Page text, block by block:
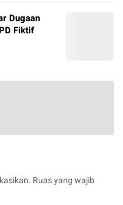
Dugaan
Fiktif
Ruas yang wajib